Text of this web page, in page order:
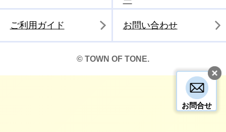
お問合せ
ご利用ガイド お問い合わせ
© TOWN OF TONE.